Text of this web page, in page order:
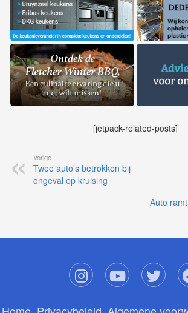
[jetpack-related-posts]
Vorige
Twee auto’s betrokken bij
ongeval op kruising
Auto